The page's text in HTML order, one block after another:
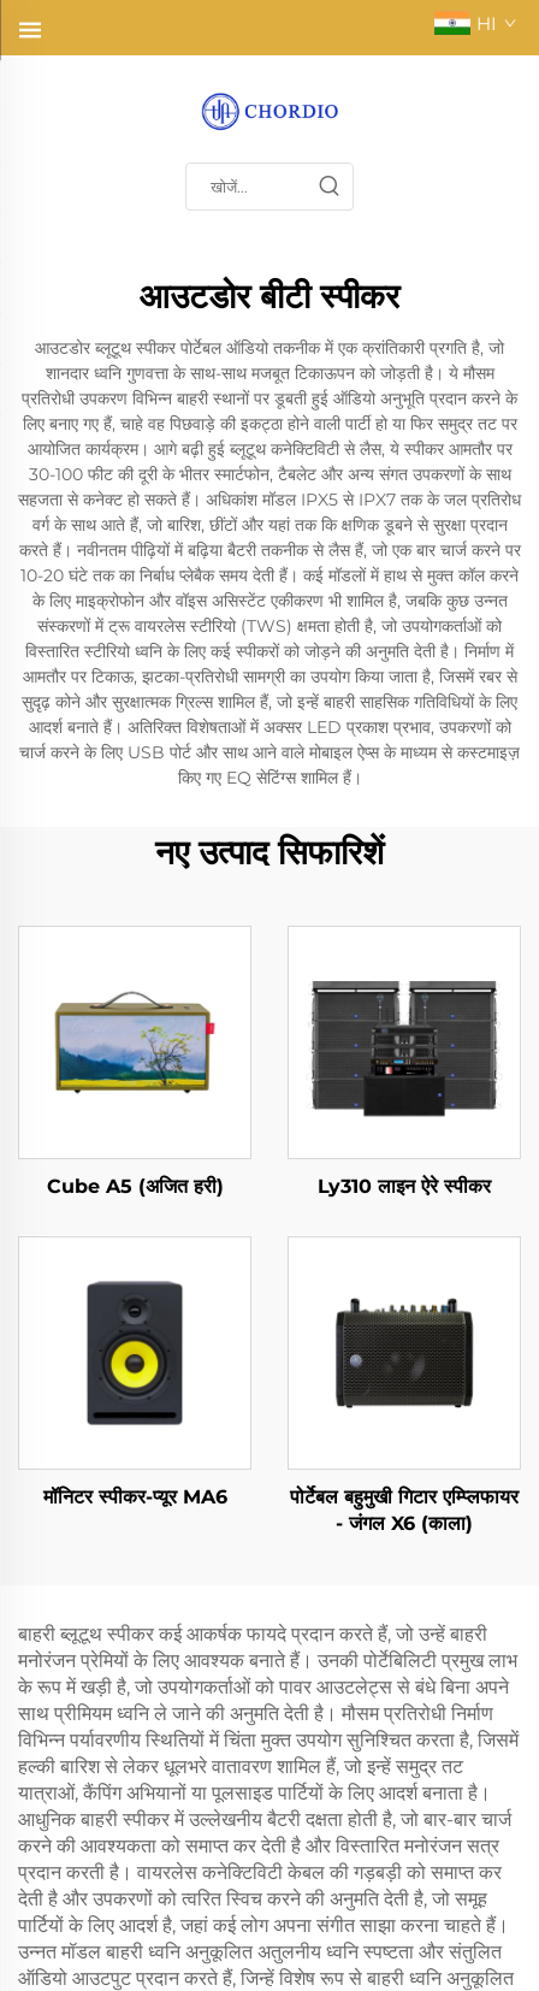
HI
आउटडोर बीटी स्पीकर
आउटडोर ब्लूटूथ स्पीकर पोर्टेबल ऑडियो तकनीक में एक क्रांतिकारी प्रगति है, जो
शानदार ध्वनि गुणवत्ता के साथ-साथ मजबूत टिकाऊपन को जोड़ती है। ये मौसम
प्रतिरोधी उपकरण विभिन्न बाहरी स्थानों पर डूबती हुई ऑडियो अनुभूति प्रदान करने के
लिए बनाए गए हैं, चाहे वह पिछवाड़े की इकट्ठा होने वाली पार्टी हो या फिर समुद्र तट पर
आयोजित कार्यक्रम। आगे बढ़ी हुई ब्लूटूथ कनेक्टिविटी से लैस, ये स्पीकर आमतौर पर
30-100 फीट की दूरी के भीतर स्मार्टफोन, टैबलेट और अन्य संगत उपकरणों के साथ
सहजता से कनेक्ट हो सकते हैं। अधिकांश मॉडल IPX5 से IPX7 तक के जल प्रतिरोध
वर्ग के साथ आते हैं, जो बारिश, छींटों और यहां तक कि क्षणिक डूबने से सुरक्षा प्रदान
करते हैं। नवीनतम पीढ़ियों में बढ़िया बैटरी तकनीक से लैस हैं, जो एक बार चार्ज करने पर
10-20 घंटे तक का निर्बाध प्लेबैक समय देती हैं। कई मॉडलों में हाथ से मुक्त कॉल करने
के लिए माइक्रोफोन और वॉइस असिस्टेंट एकीकरण भी शामिल है, जबकि कुछ उन्नत
संस्करणों में ट्रू वायरलेस स्टीरियो (TWS) क्षमता होती है, जो उपयोगकर्ताओं को
विस्तारित स्टीरियो ध्वनि के लिए कई स्पीकरों को जोड़ने की अनुमति देती है। निर्माण में
आमतौर पर टिकाऊ, झटका-प्रतिरोधी सामग्री का उपयोग किया जाता है, जिसमें रबर से
सुदृढ़ कोने और सुरक्षात्मक ग्रिल्स शामिल हैं, जो इन्हें बाहरी साहसिक गतिविधियों के लिए
आदर्श बनाते हैं। अतिरिक्त विशेषताओं में अक्सर LED प्रकाश प्रभाव, उपकरणों को
चार्ज करने के लिए USB पोर्ट और साथ आने वाले मोबाइल ऐप्स के माध्यम से कस्टमाइज़
किए गए EQ सेटिंग्स शामिल हैं।
नए उत्पाद सिफारिशें
Cube A5 (अजित हरी) Ly310 लाइन ऐरे स्पीकर
मॉनिटर स्पीकर-प्यूर MA6
पोर्टेबल बहुमुखी गिटार एम्प्लिफायर
- जंगल X6 (काला)
बाहरी ब्लूटूथ स्पीकर कई आकर्षक फायदे प्रदान करते हैं, जो उन्हें बाहरी
मनोरंजन प्रेमियों के लिए आवश्यक बनाते हैं। उनकी पोर्टेबिलिटी प्रमुख लाभ
के रूप में खड़ी है, जो उपयोगकर्ताओं को पावर आउटलेट्स से बंधे बिना अपने
साथ प्रीमियम ध्वनि ले जाने की अनुमति देती है। मौसम प्रतिरोधी निर्माण
विभिन्न पर्यावरणीय स्थितियों में चिंता मुक्त उपयोग सुनिश्चित करता है, जिसमें
हल्की बारिश से लेकर धूलभरे वातावरण शामिल हैं, जो इन्हें समुद्र तट
यात्राओं, कैंपिंग अभियानों या पूलसाइड पार्टियों के लिए आदर्श बनाता है।
आधुनिक बाहरी स्पीकर में उल्लेखनीय बैटरी दक्षता होती है, जो बार-बार चार्ज
करने की आवश्यकता को समाप्त कर देती है और विस्तारित मनोरंजन सत्र
प्रदान करती है। वायरलेस कनेक्टिविटी केबल की गड़बड़ी को समाप्त कर
देती है और उपकरणों को त्वरित स्विच करने की अनुमति देती है, जो समूह
पार्टियों के लिए आदर्श है, जहां कई लोग अपना संगीत साझा करना चाहते हैं।
उन्नत मॉडल बाहरी ध्वनि अनुकूलित अतुलनीय ध्वनि स्पष्टता और संतुलित
ऑडियो आउटपुट प्रदान करते हैं, जिन्हें विशेष रूप से बाहरी ध्वनि अनुकूलित